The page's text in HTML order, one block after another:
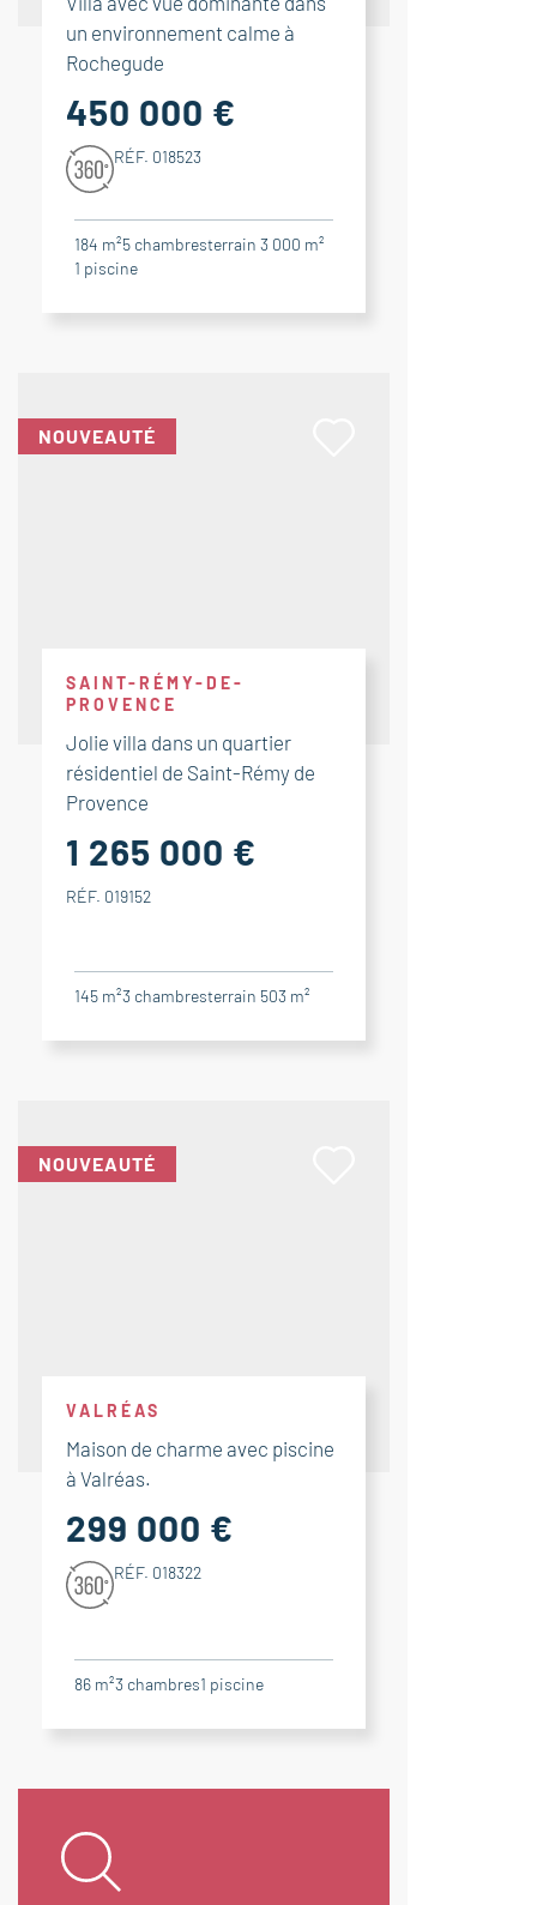
un environnement calme à
Rochegude
450 000 €
RÉF. 018523
184 m²5 chambresterrain 3 000 m²
1 piscine
NOUVEAUTÉ
SAINT-RÉMY-DE-
PROVENCE
Jolie villa dans un quartier
résidentiel de Saint-Rémy de
Provence
1 265 000 €
RÉF. 019152
145 m²3 chambresterrain 503 m²
NOUVEAUTÉ
VALRÉAS
Maison de charme avec piscine
à Valréas.
299 000 €
RÉF. 018322
86 m²3 chambres1 piscine